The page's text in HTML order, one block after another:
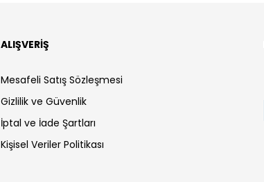
ALIŞVERİŞ
Mesafeli Satış Sözleşmesi
Gizlilik ve Güvenlik
İptal ve İade Şartları
Kişisel Veriler Politikası